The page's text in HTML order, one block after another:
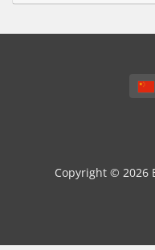
Copyright © 2026